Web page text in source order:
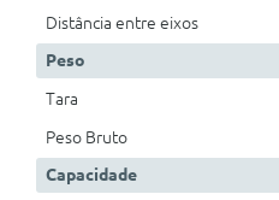
Distância entre eixos
Peso
Tara
Peso Bruto
Capacidade